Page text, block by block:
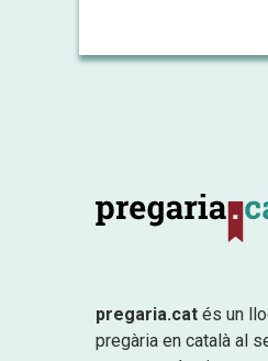
pregaria.cat és un
pregària en català al